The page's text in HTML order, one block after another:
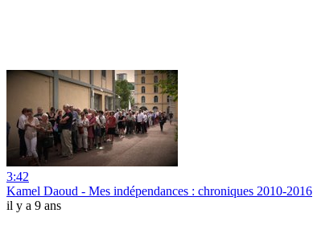
3:42
Kamel Daoud - Mes indépendances : chroniques 2010-2016
il y a 9 ans